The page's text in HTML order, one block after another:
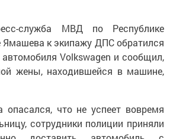
служба МВД по Республике
Ямашева к экипажу ДПС обратился
автомобиля Volkswagen и сообщил,
жены, находившейся в машине,
опасался, что не успеет вовремя
сотрудники полиции приняли